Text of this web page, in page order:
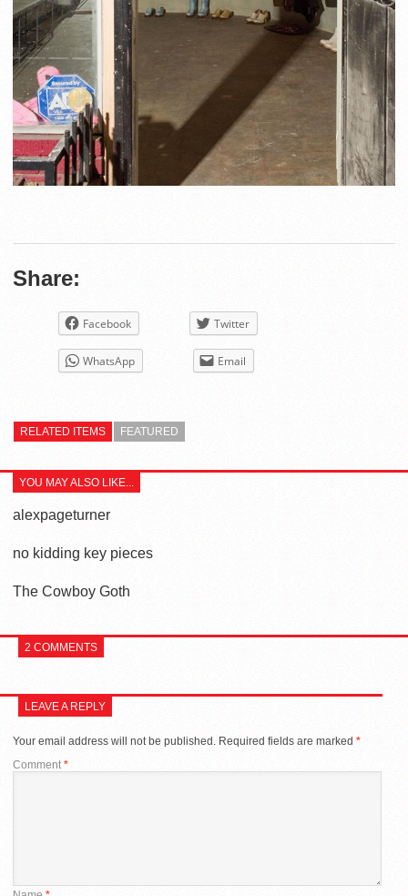
Share:
Facebook Twitter
WhatsApp Email
RELATED ITEMS FEATURED
YOU MAY ALSO LIKE...
alexpageturner
no kidding key pieces
The Cowboy Goth
2 COMMENTS
LEAVE A REPLY
Your email address will not be published. Required fields are marked *
Comment*